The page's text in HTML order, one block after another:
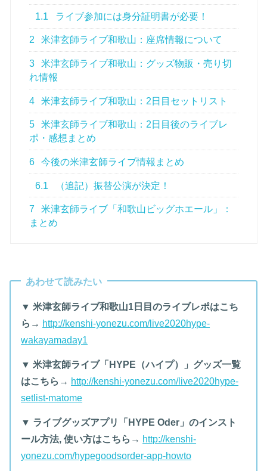
1.1 ライブ参加には身分証明書が必要！
2 米津玄師ライブ和歌山：座席情報について
3
米津玄師ライブ和歌山：グッズ物販・売り切
れ情報
4 米津玄師ライブ和歌山：2日目セットリスト
5
米津玄師ライブ和歌山：2日目後のライブレ
ポ・感想まとめ
6 今後の米津玄師ライブ情報まとめ
6.1 （追記）振替公演が決定！
7
米津玄師ライブ「和歌山ビッグホエール」：
まとめ
あわせて読みたい
▼ 米津玄師ライブ和歌山1日目のライブレポはこち
ら→ http://kenshi-yonezu.com/live2020hype-
wakayamaday1
▼ 米津玄師ライブ「HYPE（ハイプ）」グッズ一覧
はこちら→ http://kenshi-yonezu.com/live2020hype-
setlist-matome
▼ ライブグッズアプリ「HYPE Oder」のインスト
ール方法, 使い方はこちら→ http://kenshi-
yonezu.com/hypegoodsorder-app-howto